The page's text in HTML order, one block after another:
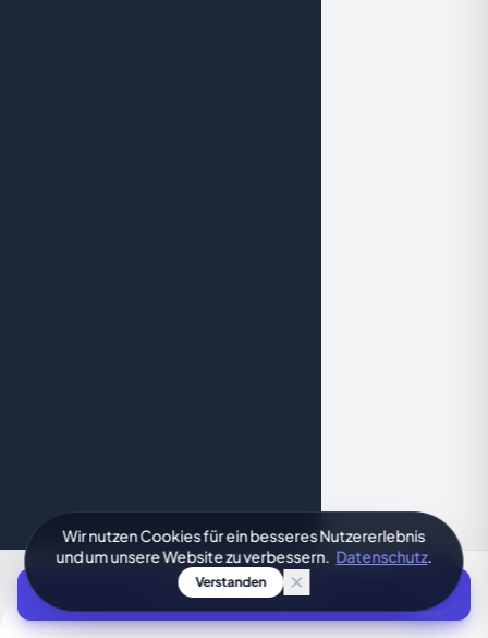
Kostenlos loslegen
Wir nutzen Cookies für ein besseres Nutzererlebnis
und um unsere Website zu verbessern. Datenschutz.
Verstanden